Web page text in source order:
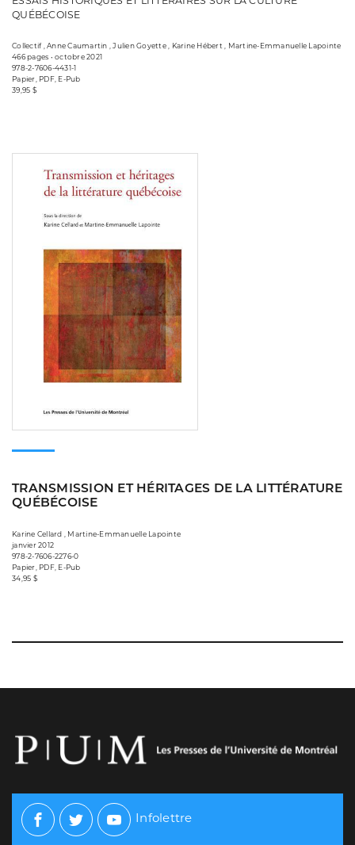
QUÉBÉCOISE
Collectif , Anne Caumartin , Julien Goyette , Karine Hébert , Martine-Emmanuelle Lapointe
466 pages • octobre 2021
978-2-7606-4431-1
Papier, PDF, E-Pub
39,95 $
TRANSMISSION ET HÉRITAGES DE LA LITTÉRATURE
QUÉBÉCOISE
Karine Cellard , Martine-Emmanuelle Lapointe
janvier 2012
978-2-7606-2276-0
Papier, PDF, E-Pub
34,95 $
Facebook
TwitterYoutube
Infolettre